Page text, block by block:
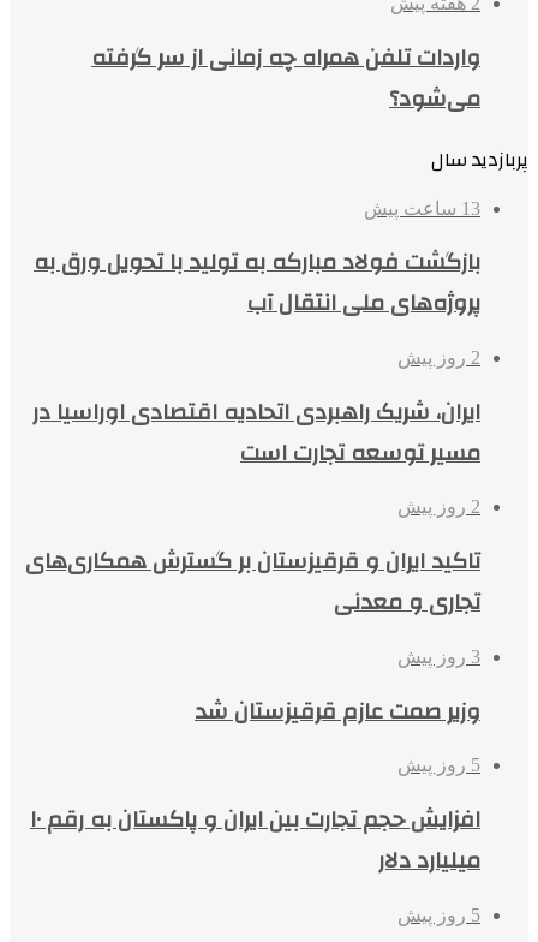
واردات تلفن همراه چه زمانی از سر گرفته
می‌شود؟
پربازدید سال
13 ساعت پیش
بازگشت فولاد مبارکه به تولید با تحویل ورق به
پروژه‌های ملی انتقال آب
2 روز پیش
ایران، شریک راهبردی اتحادیه اقتصادی اوراسیا در
مسیر توسعه تجارت است
2 روز پیش
تاکید ایران و قرقیزستان بر گسترش همکاری‌های
تجاری و معدنی
3 روز پیش
وزیر صمت عازم قرقیزستان شد
5 روز پیش
افزایش حجم تجارت بین ایران و پاکستان به رقم ۱۰
میلیارد دلار
5 روز پیش